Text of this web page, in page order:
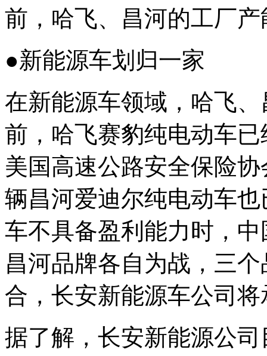
前，哈飞、昌河的工厂
●新能源车划归一家
在新能源车领域，哈飞
前，哈飞赛豹纯电动车
美国高速公路安全保险
辆昌河爱迪尔纯电动车
车不具备盈利能力时，
昌河品牌各自为战，三
合，长安新能源车公司
据了解，长安新能源公